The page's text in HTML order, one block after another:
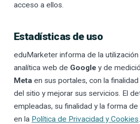
acceso a ellos.
Estadísticas de uso
eduMarketer informa de la
analítica web de Google y de
Meta en sus portales, con la
del sitio y mejorar sus servicios. El
empleadas, su finalidad y la forma
en la Política de Privacidad y Cookies.